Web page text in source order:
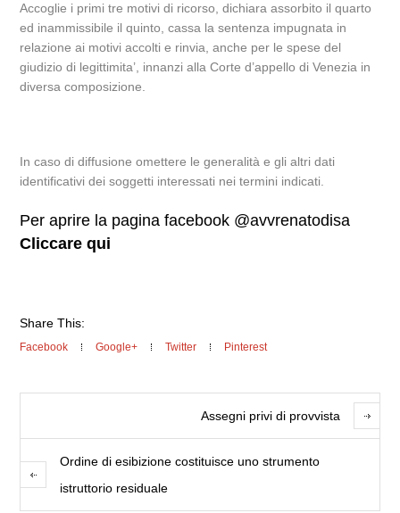
Accoglie i primi tre motivi di ricorso, dichiara assorbito il quarto
ed inammissibile il quinto, cassa la sentenza impugnata in
relazione ai motivi accolti e rinvia, anche per le spese del
giudizio di legittimita’, innanzi alla Corte d’appello di Venezia in
diversa composizione.
In caso di diffusione omettere le generalità e gli altri dati
identificativi dei soggetti interessati nei termini indicati.
Per aprire la pagina facebook @avvrenatodisa
Cliccare qui
Share This:
Facebook Google+ Twitter Pinterest
Assegni privi di provvista
Ordine di esibizione costituisce uno strumento
istruttorio residuale